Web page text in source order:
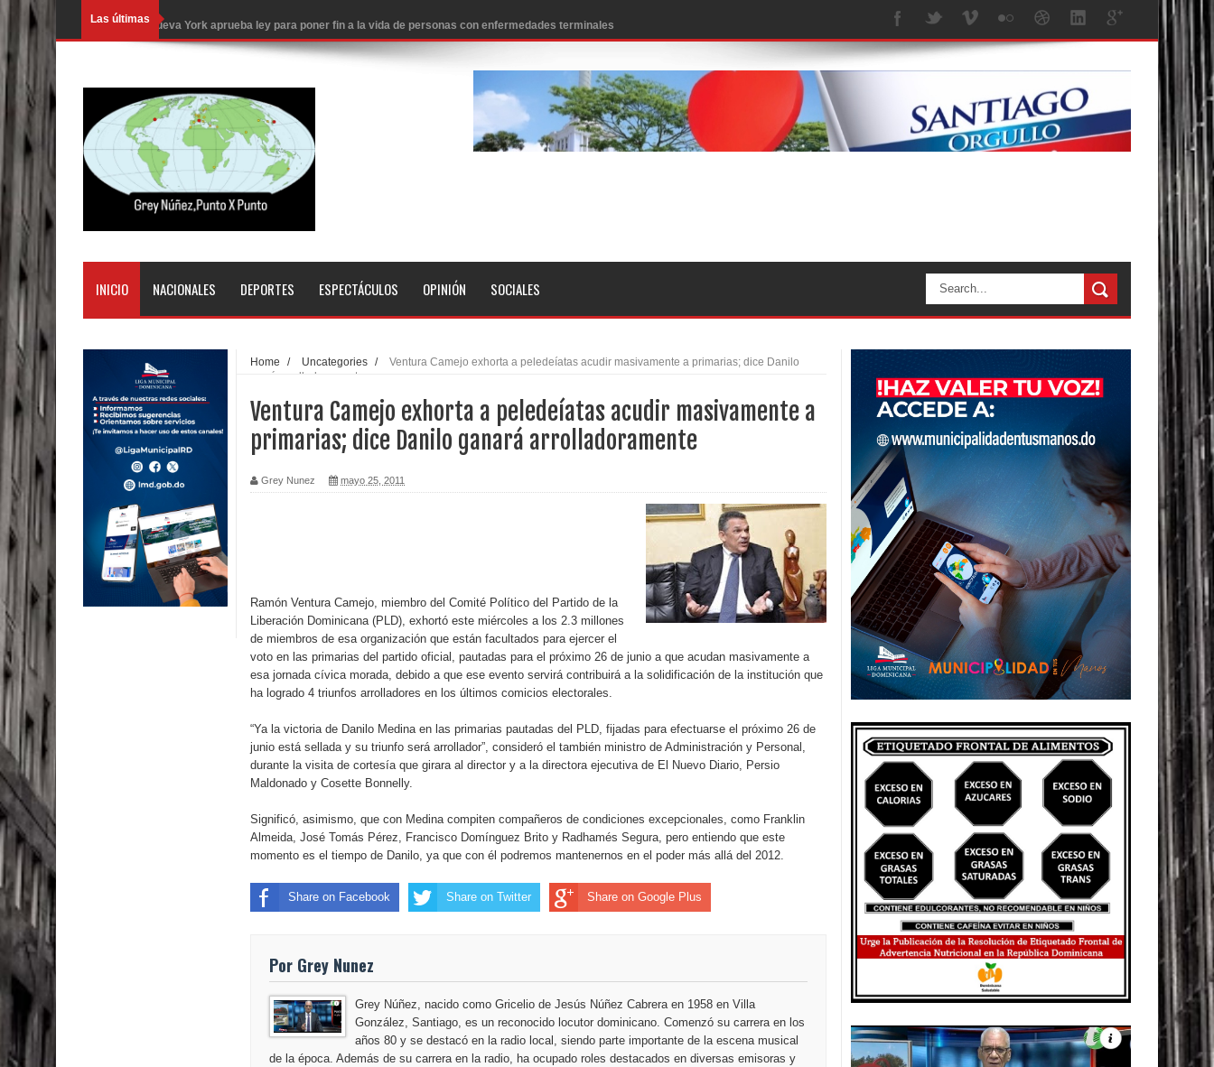
Las últimasNueva York aprueba ley para poner fin a la vida de personas con enfermedades terminales
Juan Luis Guerra cerrará los Juegos Centroamericanos SD 2026
En Santiago precio del botellón de agua sube a 90 pesos
Entre 20 y 40 inmigrantes al día son detenidos en los aeropuertos de EE.UU., según NBC
Belkis Concepción será intervenida por un delicado problema cardíaco
Abel Martínez llama a los dominicanos a unirse para sacar al PRM del Gobierno
PRM votará “por aclamación” a sus nuevas autoridades
El expresidente peruano Ollanta Humala queda en libertad tras la anulación de condena de 15 años por lavado
DIGEIG y Liga Municipal Dominicana impulsan nuevas metas de transparencia a través SISMAP municipal
La Fiscalía de Bolivia ordena la detención del expresidente Evo Morales
Calor extremo para este jueves en gran parte del territorio nacional
Miles de marroquíes cruzan la frontera en masa para entrar a España
TC declara inconstitucional decreto sobre horarios de venta de alcohol vigente desde 2006 y exige ley del
Congreso
Presidente LMD Víctor D´Aza supervisa obra relleno sanitario y se reúne con alcalde San Cristóbal
Un lunes trágico deja seis jóvenes muertos
Heridos y edificios colapsados tras terremoto de magnitud 7,1 en Japón
Poder Ejecutivo promulga modificaciones al nuevo Código Penal
Diputado Félix Michell Rodríguez reveló que con Presupuesto Complementario gobierno endeuda país con
3,500 millones de dólares
El PRM tendrá desde el próximo domingo una dirección de hombres
INICIO NACIONALES DEPORTES ESPECTÁCULOS OPINIÓN SOCIALES
Home / Uncategories /
Ventura Camejo exhorta a peledeíatas acudir masivamente a primarias; dice Danilo
ganará arrolladoramente
Ventura Camejo exhorta a peledeíatas acudir masivamente a
primarias; dice Danilo ganará arrolladoramente
Grey Nunez mayo 25, 2011
Ramón Ventura Camejo, miembro del Comité Político del Partido de la
Liberación Dominicana (PLD), exhortó este miércoles a los 2.3 millones
de miembros de esa organización que están facultados para ejercer el
voto en las primarias del partido oficial, pautadas para el próximo 26 de junio a que acudan masivamente a
esa jornada cívica morada, debido a que ese evento servirá contribuirá a la solidificación de la institución que
ha logrado 4 triunfos arrolladores en los últimos comicios electorales.
“Ya la victoria de Danilo Medina en las primarias pautadas del PLD, fijadas para efectuarse el próximo 26 de
junio está sellada y su triunfo será arrollador”, consideró el también ministro de Administración y Personal,
durante la visita de cortesía que girara al director y a la directora ejecutiva de El Nuevo Diario, Persio
Maldonado y Cosette Bonnelly.
Significó, asimismo, que con Medina compiten compañeros de condiciones excepcionales, como Franklin
Almeida, José Tomás Pérez, Francisco Domínguez Brito y Radhamés Segura, pero entiendo que este
momento es el tiempo de Danilo, ya que con él podremos mantenernos en el poder más allá del 2012.
Share on Facebook Share on Twitter Share on Google Plus
Por Grey Nunez
Grey Núñez, nacido como Gricelio de Jesús Núñez Cabrera en 1958 en Villa
González, Santiago, es un reconocido locutor dominicano. Comenzó su carrera en los
años 80 y se destacó en la radio local, siendo parte importante de la escena musical
de la época. Además de su carrera en la radio, ha ocupado roles destacados en diversas emisoras y